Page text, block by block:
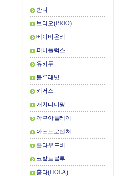
반디
브리오(BRIO)
베이비온리
퍼니플럭스
유키두
블루래빗
키저스
캐치티니핑
아쿠아플레이
아스트로벤처
클라우드비
코발트블루
홀라(HOLA)